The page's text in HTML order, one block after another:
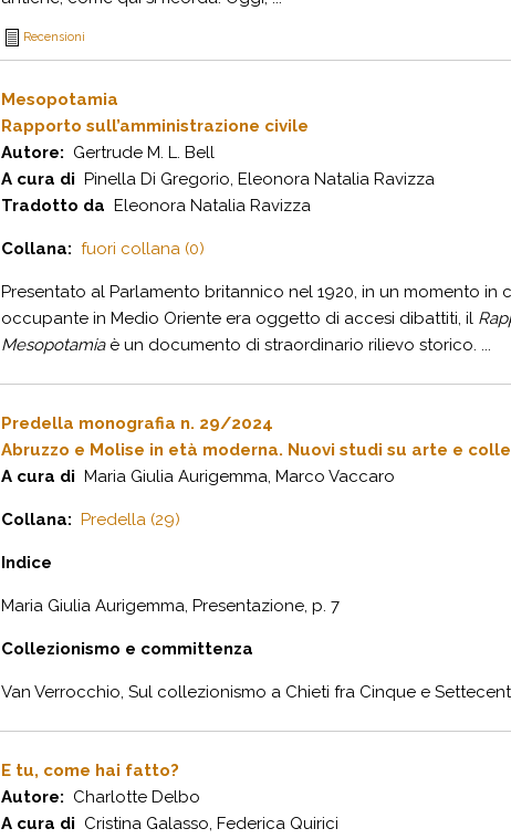
Recensioni
Mesopotamia
Rapporto sull’amministrazione civile
Autore: Gertrude M. L. Bell
A cura di Pinella Di Gregorio, Eleonora Natalia Ravizza
Tradotto da Eleonora Natalia Ravizza
Collana: fuori collana (0)
Presentato al Parlamento britannico nel 1920, in un momento in
occupante in Medio Oriente era oggetto di accesi dibattiti, il
Mesopotamiaè un documento di straordinario rilievo storico. ...
Predella monografia n. 29/2024
Abruzzo e Molise in età moderna. Nuovi studi su arte e
A cura di Maria Giulia Aurigemma, Marco Vaccaro
Collana: Predella (29)
Indice
Maria Giulia Aurigemma, Presentazione, p. 7
Collezionismo e committenza
Van Verrocchio, Sul collezionismo a Chieti fra Cinque e
E tu, come hai fatto?
Autore: Charlotte Delbo
A cura di Cristina Galasso, Federica Quirici